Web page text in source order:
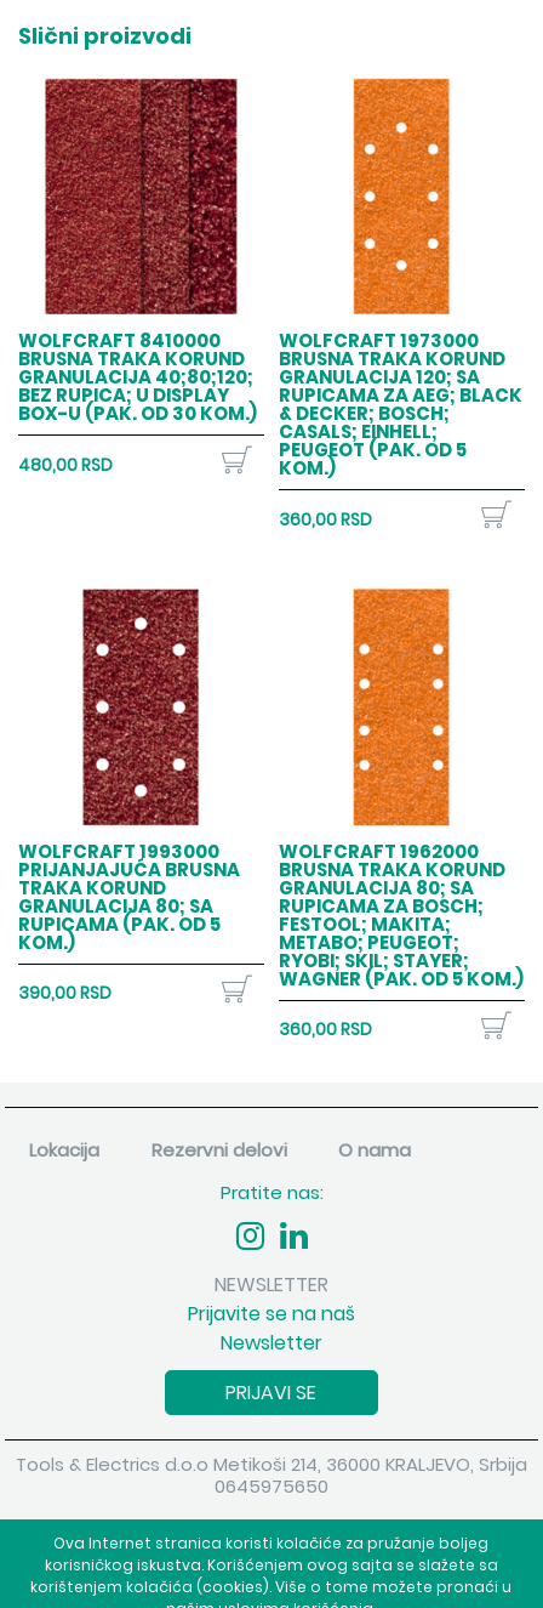
Ova Internet stranica koristi kolačiće za pružanje boljeg
korisničkog iskustva. Korišćenjem ovog sajta se slažete sa
korištenjem kolačića (cookies). Više o tome možete pronaći u
Slični proizvodi
WOLFCRAFT 8410000
BRUSNA TRAKA KORUND
GRANULACIJA 40;80;120;
BEZ RUPICA; U DISPLAY
BOX-U (PAK. OD 30 KOM.)
480,00 RSD
WOLFCRAFT 1973000
BRUSNA TRAKA KORUND
GRANULACIJA 120; SA
RUPICAMA ZA AEG; BLACK
& DECKER; BOSCH;
CASALS; EINHELL;
PEUGEOT (PAK. OD 5
KOM.)
360,00 RSD
WOLFCRAFT 1993000
PRIJANJAJUĆA BRUSNA
TRAKA KORUND
GRANULACIJA 80; SA
RUPICAMA (PAK. OD 5
KOM.)
390,00 RSD
WOLFCRAFT 1962000
BRUSNA TRAKA KORUND
GRANULACIJA 80; SA
RUPICAMA ZA BOSCH;
FESTOOL; MAKITA;
METABO; PEUGEOT;
RYOBI; SKIL; STAYER;
WAGNER (PAK. OD 5 KOM.)
360,00 RSD
Lokacija Rezervni delovi
O nama
Pratite nas:
NEWSLETTER
Prijavite se na naš
Newsletter
PRIJAVI SE
Tools & Electrics d.o.o Metikoši 214, 36000 KRALJEVO, Srbija
0645975650
Powered byshopen.com